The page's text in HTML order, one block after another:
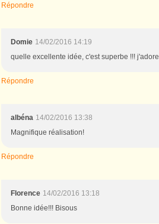
Répondre
Domie 14/02/2016 14:19
quelle excellente idée, c'est superbe !!! j'adore
Répondre
albéna 14/02/2016 13:38
Magnifique réalisation!
Répondre
Florence 14/02/2016 13:18
Bonne idée!!! Bisous